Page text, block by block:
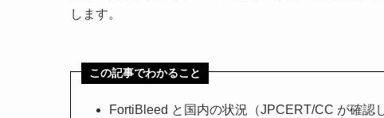
します。
この記事でわかること
FortiBleed と国内の状況（JPCERT/CC が確認